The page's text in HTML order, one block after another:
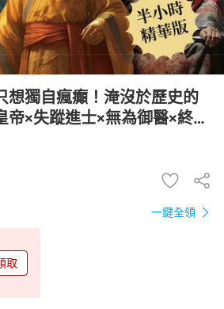
想獨自瘋癲！淹沒於歷史的
帝×失蹤進士×無為御醫×終身
歌和掌聲，還有許多未留
聲書】
一鍵全領
取